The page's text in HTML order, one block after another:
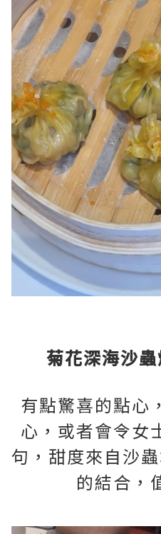
菊花深海沙蟲
有點驚喜的點心
心，或者會令女
句，甜度來自沙
的結合，